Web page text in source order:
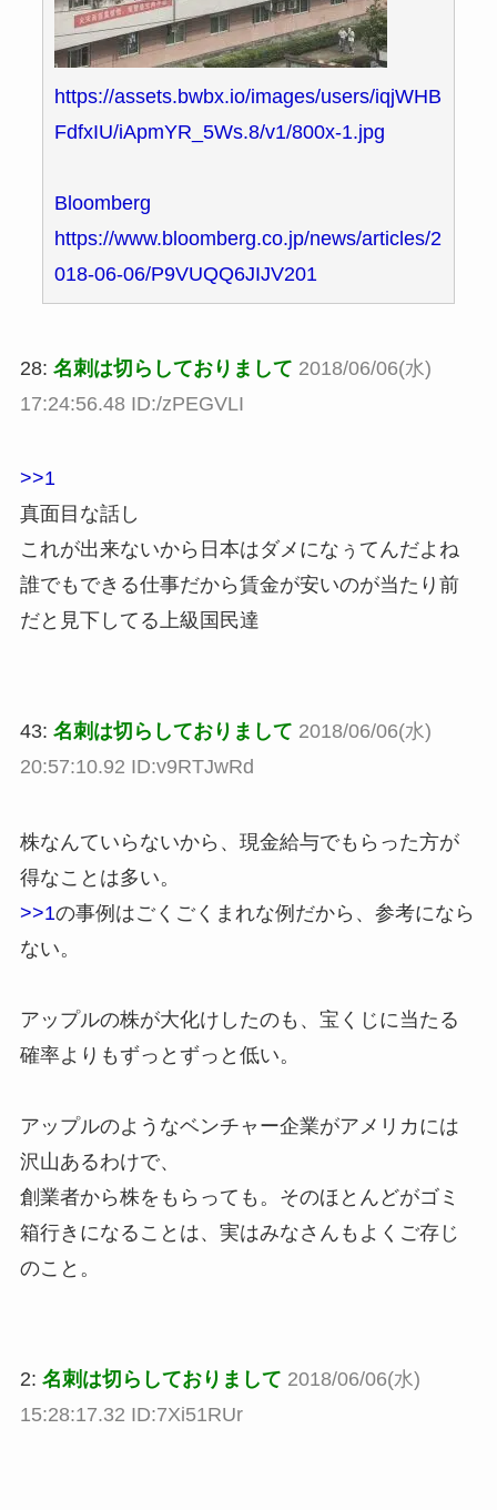
https://assets.bwbx.io/images/users/iqjWHB
FdfxIU/iApmYR_5Ws.8/v1/800x-1.jpg
Bloomberg
https://www.bloomberg.co.jp/news/articles/2
018-06-06/P9VUQQ6JIJV201
28: 名刺は切らしておりまして 2018/06/06(水)
17:24:56.48 ID:/zPEGVLI
>>1
真面目な話し
これが出来ないから日本はダメになぅてんだよね
誰でもできる仕事だから賃金が安いのが当たり前
だと見下してる上級国民達
43: 名刺は切らしておりまして 2018/06/06(水)
20:57:10.92 ID:v9RTJwRd
株なんていらないから、現金給与でもらった方が
得なことは多い。
>>1の事例はごくごくまれな例だから、参考になら
ない。
アップルの株が大化けしたのも、宝くじに当たる
確率よりもずっとずっと低い。
アップルのようなベンチャー企業がアメリカには
沢山あるわけで、
創業者から株をもらっても。そのほとんどがゴミ
箱行きになることは、実はみなさんもよくご存じ
のこと。
2: 名刺は切らしておりまして 2018/06/06(水)
15:28:17.32 ID:7Xi51RUr